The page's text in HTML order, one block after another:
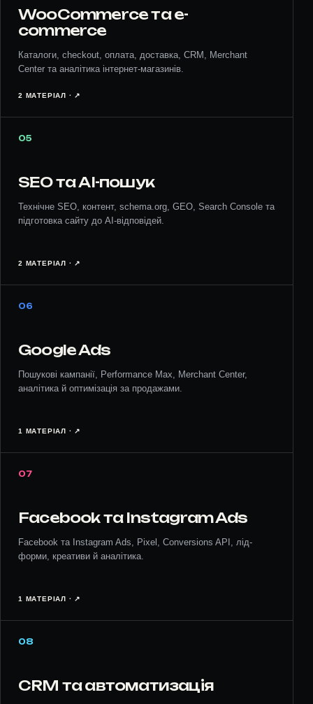
WooCommerce та e-
commerce
Каталоги, checkout, оплата, доставка, CRM, Merchant
Center та аналітика інтернет-магазинів.
2 МАТЕРІАЛ · ↗︎
05
SEO та AI-пошук
Технічне SEO, контент, schema.org, GEO, Search Console та
підготовка сайту до AI-відповідей.
2 МАТЕРІАЛ · ↗︎
06
Google Ads
Пошукові кампанії, Performance Max, Merchant Center,
аналітика й оптимізація за продажами.
1 МАТЕРІАЛ · ↗︎
07
Facebook та Instagram Ads
Facebook та Instagram Ads, Pixel, Conversions API, лід-
форми, креативи й аналітика.
1 МАТЕРІАЛ · ↗︎
08
CRM та автоматизація